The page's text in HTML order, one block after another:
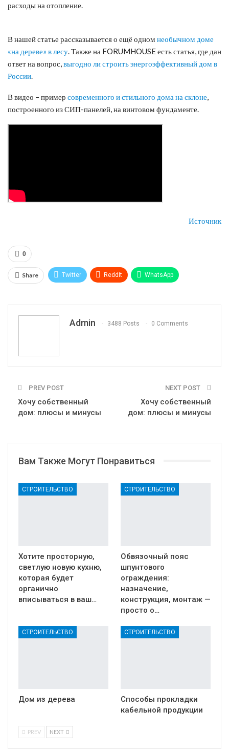
расходы на отопление.
В нашей статье рассказывается о ещё одном необычном доме
«на дереве» в лесу. Также на FORUMHOUSE есть статья, где дан
ответ на вопрос,выгодно ли строить энергоэффективный дом в
России.
В видео – пример современного и стильного дома на склоне,
построенного из СИП-панелей, на винтовом фундаменте.
Источник
0
Share Twitter ReddIt WhatsApp
Admin 3488 Posts 0 Comments
PREV POST
Хочу собственный
дом: плюсы и минусы
NEXT POST
Хочу собственный
дом: плюсы и минусы
Вам Также Могут Понравиться
СТРОИТЕЛЬСТВО
Хотите просторную,
светлую новую кухню,
которая будет
органично
вписываться в ваш…
СТРОИТЕЛЬСТВО
Обвязочный пояс
шпунтового
ограждения:
назначение,
конструкция, монтаж —
просто о…
СТРОИТЕЛЬСТВО
Дом из дерева
СТРОИТЕЛЬСТВО
Способы прокладки
кабельной продукции
PREV NEXT